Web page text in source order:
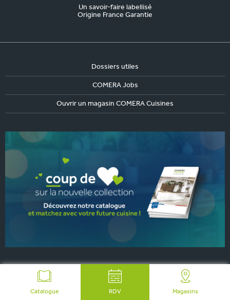
Catalogue RDV Magasins
Un savoir-faire labellisé
Origine France Garantie
Dossiers utiles
COMERA Jobs
Ouvrir un magasin COMERA Cuisines